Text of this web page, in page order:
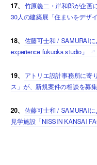
17、 竹原義二・岸和郎が企画
30人の建築展「住まいをデザ
18、 佐藤可士和 / SAMURAI
experience fukuoka studio」
19、
アトリエ設計事務所に寄
ス」が、新規案件の相談を募
20、 佐藤可士和 / SAMURAI
見学施設「NISSIN KANSAI